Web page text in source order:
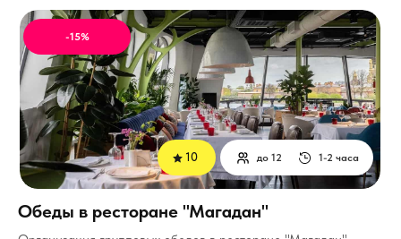
1-2 часа
до 12
-15%
Обеды в ресторане "Магадан"
10